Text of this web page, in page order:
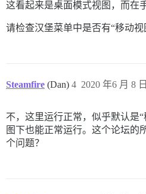
这看起来是桌面模式视图，而在
请检查汉堡菜单中是否有“移动视
Steamfire (Dan) 2020 年6 月 8
4
不，这里运行正常，似乎默认是
图下也能正常运行。这个论坛的
个问题？